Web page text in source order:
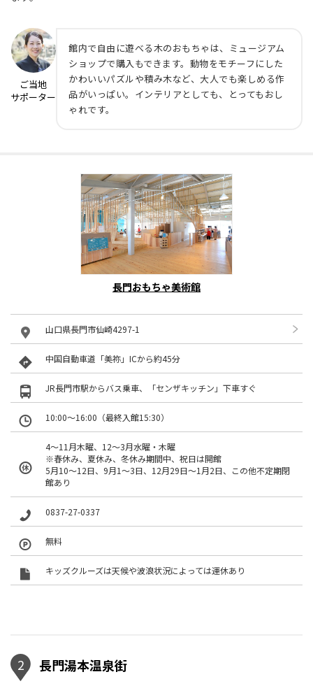
ご当地
サポーター
館内で自由に遊べる木のおもちゃは、ミュージアム
ショップで購入もできます。動物をモチーフにした
かわいいパズルや積み木など、大人でも楽しめる作
品がいっぱい。インテリアとしても、とってもおし
ゃれです。
長門おもちゃ美術館
山口県長門市仙崎4297-1
中国自動車道「美祢」ICから約45分
JR長門市駅からバス乗車、「センザキッチン」下車すぐ
10:00～16:00（最終入館15:30）
4～11月木曜、12～3月水曜・木曜
※春休み、夏休み、冬休み期間中、祝日は開館
5月10～12日、9月1～3日、12月29日～1月2日、この他不定期閉
館あり
0837-27-0337
無料
キッズクルーズは天候や波浪状況によっては運休あり
2 長門湯本温泉街